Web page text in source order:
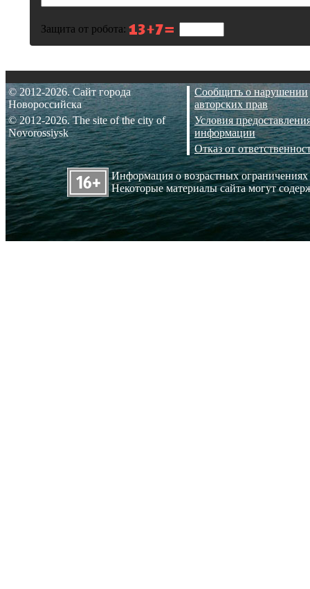
Защита от робота:
© 2012-2026. Сайт города
Новороссийска
© 2012-2026. The site of the city of
Novorossiysk
Сообщить о нарушении
авторских прав
Условия
информации
Отказ от
Информация о возрастных
Некоторые материалы сайта могут